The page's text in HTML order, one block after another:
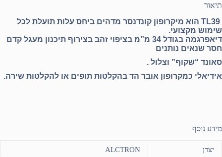
תיאור
TL39 הוא מיקרופון קונדנסר מדהים ביחס עלות תועלת לכל
שימוש מקצועי.
דיאפרגמה בגודל 34 מ”מ בציפוי זהב בצירוף תיכנון מעגל קדם
חסר שנאים נותנים
סאונד “שקוף” וצלול .
אידיאלי כמקרופון אובר הד בהקלטות תופים או להקלטות שירה.
מידע נוסף
יצרן ALCTRON